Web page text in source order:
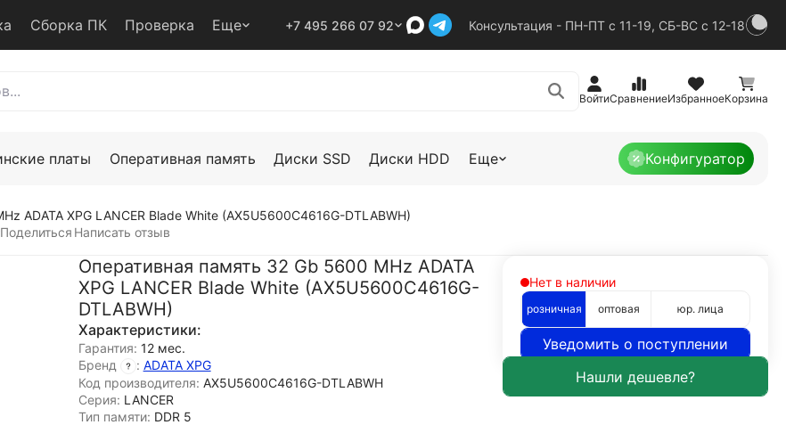
Сборка ПК Проверка Еще +7 495 266 07 92 Консультация - ПН-ПТ с 11-19, СБ-ВС с 12-18
ВойтиСравнениеИзбранноеКорзина
платы Оперативная память Диски SSD Диски HDD Еще Конфигуратор
ADATA XPG LANCER Blade White (AX5U5600C4616G-DTLABWH)
Поделиться Написать отзыв
Оперативная память 32 Gb 5600 MHz ADATA
XPG LANCER Blade White (AX5U5600C4616G-
DTLABWH)
Характеристики:
Гарантия: 12 мес.
Бренд
: ADATA XPG
Код производителя: AX5U5600C4616G-DTLABWH
Серия: LANCER
Тип памяти: DDR 5
Нет в наличии
розничная оптовая юр. лица
Уведомить о поступлении